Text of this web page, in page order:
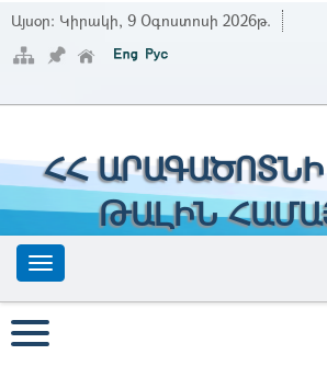
Այսօր: Կիրակի, 9 Օգոստոսի 2026թ.
ՀՀ
ԹԱԼԻՆ